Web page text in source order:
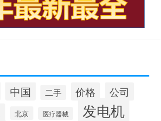
中国 二手 价格 公司
北京 医疗器械 发电机